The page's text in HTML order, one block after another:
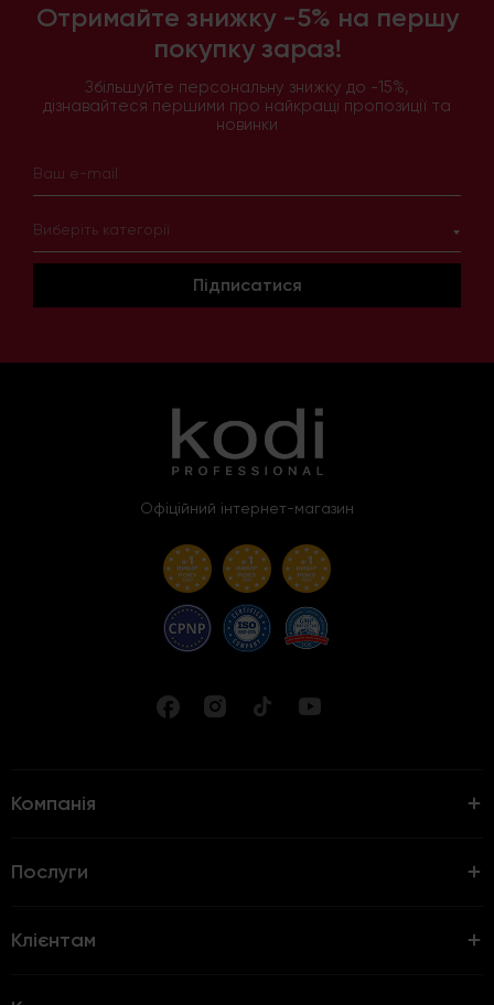
Отримайте знижку -5% на першу
покупку зараз!
Збільшуйте персональну знижку до -15%,
дізнавайтеся першими про найкращі пропозиції та
новинки
Виберіть категорії
Підписатися
Офіційний інтернет-магазин
Компанія
Послуги
Клієнтам